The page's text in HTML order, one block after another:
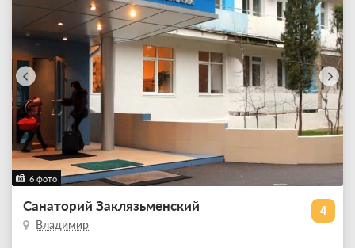
6 фото
4
Санаторий Заклязьменский
Владимир